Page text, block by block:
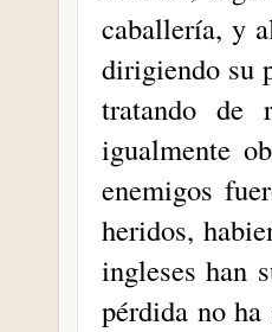
caballería, y
dirigiendo su
tratando de
igualmente
enemigos
heridos,
ingleses han
pérdida no